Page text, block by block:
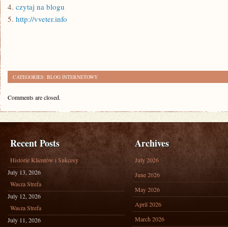
4. czytaj na blogu
5. http://vveter.info
CATEGORIES: BLOG INTERNETOWY
Comments are closed.
Recent Posts
Historie Klientów i Sukcesy
July 13, 2026
Wasza Strefa
July 12, 2026
Wasza Strefa
July 11, 2026
Archives
July 2026
June 2026
May 2026
April 2026
March 2026